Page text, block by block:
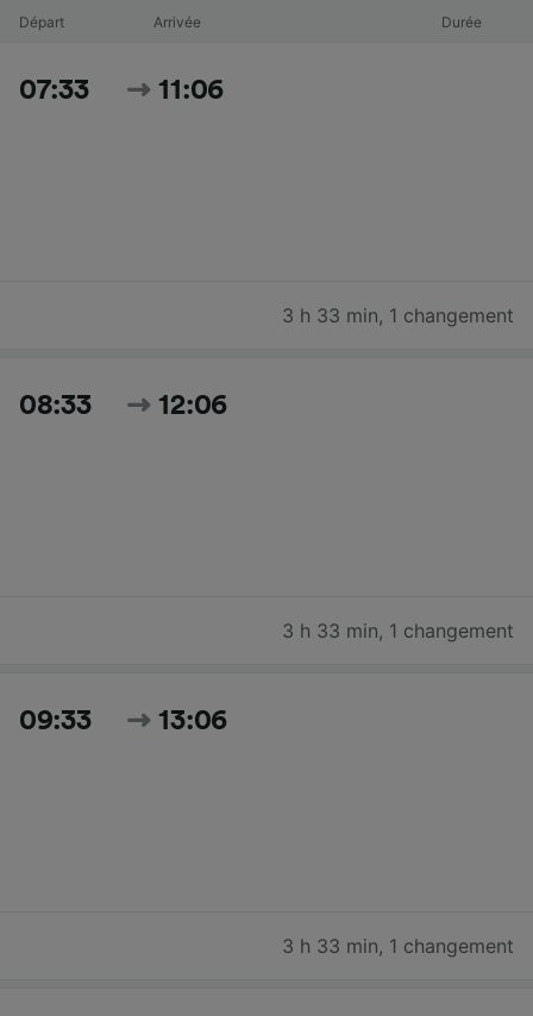
Départ Arrivée Durée
07:33 11:06
3 h 33 min, 1 changement
08:33 12:06
3 h 33 min, 1 changement
09:33 13:06
3 h 33 min, 1 changement